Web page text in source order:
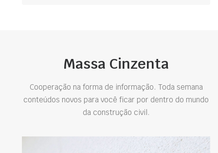
Massa Cinzenta
Cooperação na forma de informação. Toda semana
conteúdos novos para você ficar por dentro do mundo
da construção civil.